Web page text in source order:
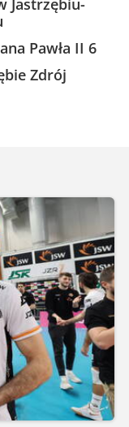
Jastrzębiu-
Pawła II 6
Zdrój